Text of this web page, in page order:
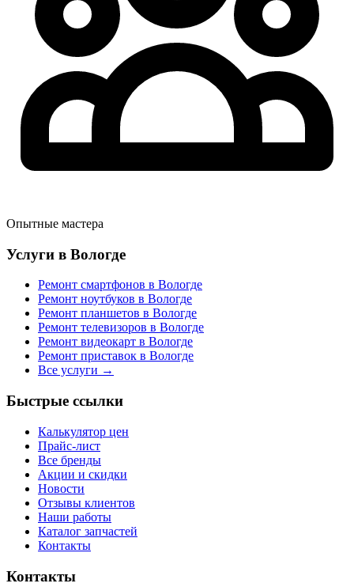
Опытные мастера
Услуги в Вологде
Ремонт смартфонов в Вологде
Ремонт ноутбуков в Вологде
Ремонт планшетов в Вологде
Ремонт телевизоров в Вологде
Ремонт видеокарт в Вологде
Ремонт приставок в Вологде
Все услуги →
Быстрые ссылки
Калькулятор цен
Прайс-лист
Все бренды
Акции и скидки
Новости
Отзывы клиентов
Наши работы
Каталог запчастей
Контакты
Контакты